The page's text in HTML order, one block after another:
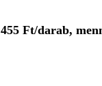
Ft/darab,